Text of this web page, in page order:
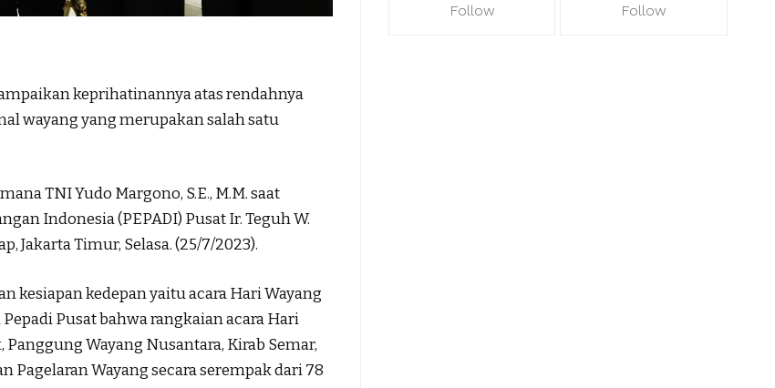
keprihatinannya atas rendahnya
wayang yang merupakan salah satu
TNI Yudo Margono, S.E., M.M. saat
Indonesia (PEPADI) Pusat Ir. Teguh W.
Jakarta Timur, Selasa. (25/7/2023).
kesiapan kedepan yaitu acara Hari Wayang
Pusat bahwa rangkaian acara Hari
Wayang Nusantara, Kirab Semar,
Pagelaran Wayang secara serempak dari 78
Follow Follow